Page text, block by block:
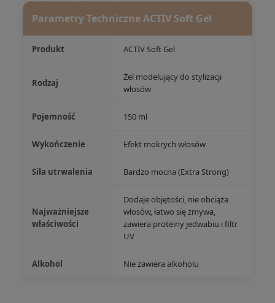
Parametry Techniczne ACTIV Soft Gel
Produkt ACTIV Soft Gel
Rodzaj
Żel modelujący do stylizacji
włosów
Pojemność 150 ml
Wykończenie Efekt mokrych włosów
Siła utrwalenia Bardzo mocna (Extra Strong)
Najważniejsze
właściwości
Dodaje objętości, nie obciąża
włosów, łatwo się zmywa,
zawiera proteiny jedwabiu i filtr
UV
Alkohol Nie zawiera alkoholu